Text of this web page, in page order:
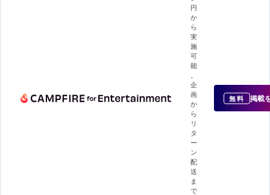
円
か
ら
実
施
可
能
。
企
画
か
ら
リ
タ
ー
ン
配
送
ま
で
無料 掲載